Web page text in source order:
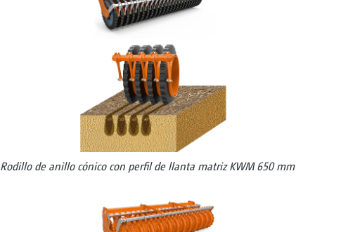
Rodillo de anillo cónico con perfil de llanta matriz KWM 650 mm